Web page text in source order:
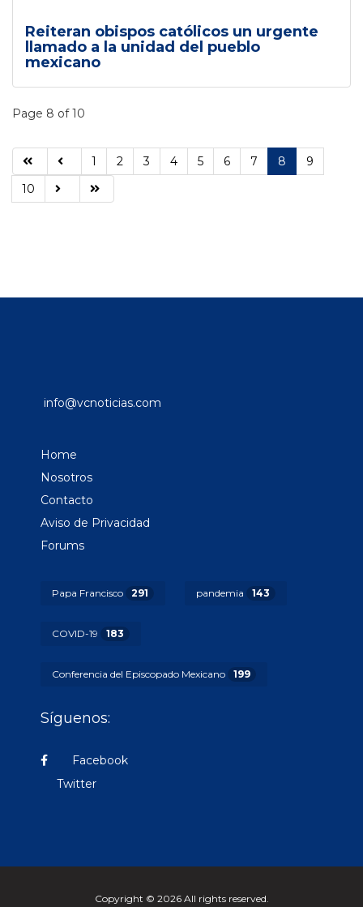
Reiteran obispos católicos un urgente
llamado a la unidad del pueblo
mexicano
Page 8 of 10
1 2 3 4 5 6 7 8
9
10
info@vcnoticias.com
Home
Nosotros
Contacto
Aviso de Privacidad
Forums
Papa Francisco 291 pandemia 143
COVID-19 183
Conferencia del Episcopado Mexicano 199
Síguenos:
Facebook
Twitter
Copyright © 2026 All rights reserved.